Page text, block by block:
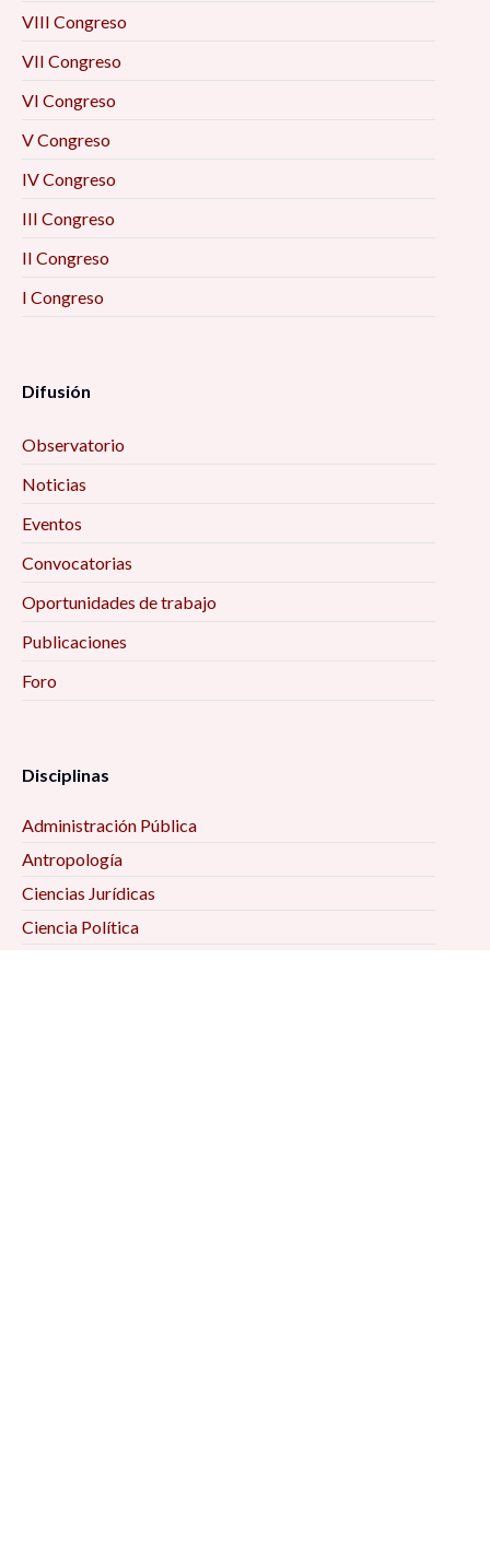
VIII Congreso
VII Congreso
VI Congreso
V Congreso
IV Congreso
III Congreso
II Congreso
I Congreso
Difusión
Observatorio
Noticias
Eventos
Convocatorias
Oportunidades de trabajo
Publicaciones
Foro
Disciplinas
Administración Pública
Antropología
Ciencias Jurídicas
Ciencia Política